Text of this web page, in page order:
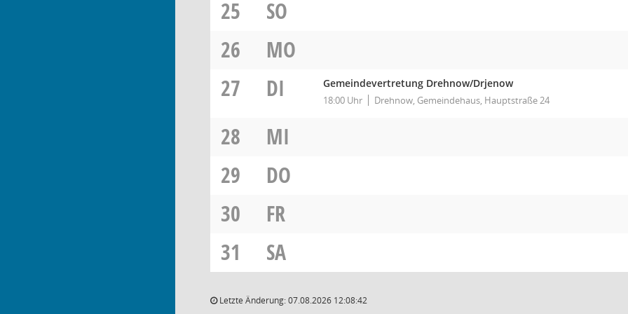
25
SO
26
MO
27
DI Gemeindevertretung Drehnow/Drjenow
18:00 Uhr Drehnow, Gemeindehaus, Hauptstraße 24
28
MI
29
DO
30
FR
31
SA
Letzte Änderung: 07.08.2026 12:08:42